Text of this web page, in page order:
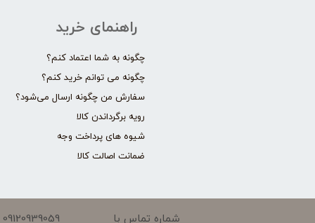
راهنمای خرید
چگونه به شما اعتماد کنم؟
چگونه می توانم خرید کنم؟
سفارش من چگونه ارسال می‌شود؟
رویه برگرداندن کالا
شیوه های پرداخت وجه
ضمانت اصالت کالا
شماره تماس با 09120939059